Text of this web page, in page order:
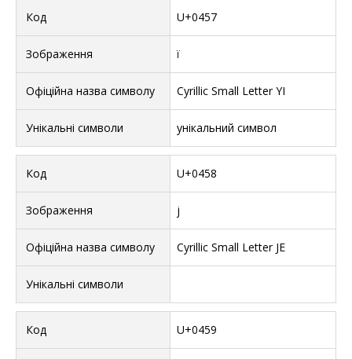
U+0457
ї
Cyrillic Small Letter YI
унікальний символ
U+0458
ј
Cyrillic Small Letter JE
U+0459